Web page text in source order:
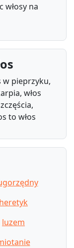
włosy na
w pieprzyku,
włos
to włos
heretyk
luzem